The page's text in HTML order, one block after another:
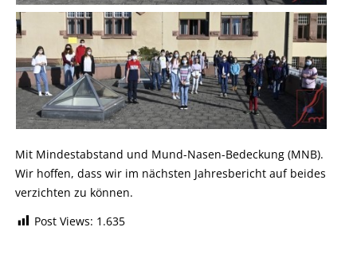
Mit Mindestabstand und Mund-Nasen-Bedeckung (MNB).
Wir hoffen, dass wir im nächsten Jahresbericht auf beides
verzichten zu können.
Post Views: 1.635